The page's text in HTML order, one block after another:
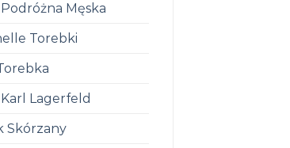
Męska
Torebki
Lagerfeld
Skórzany